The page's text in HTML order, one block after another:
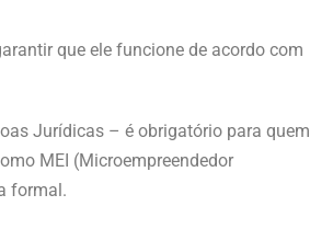
que ele funcione de acordo com
Jurídicas – é obrigatório para quem
MEI (Microempreendedor
formal.